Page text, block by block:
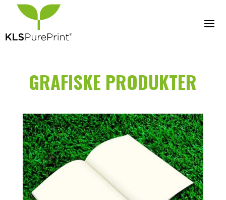
GRAFISKE PRODUKTER